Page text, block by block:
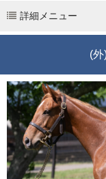
詳細メニュー
(